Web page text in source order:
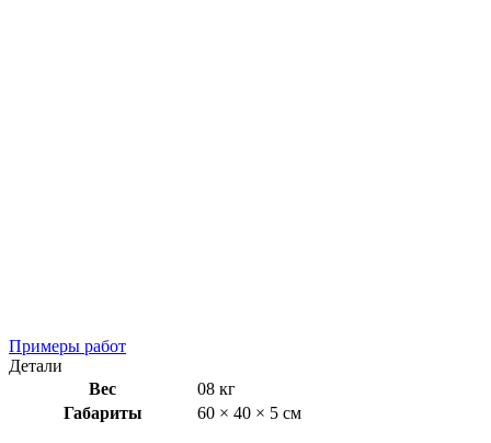
Примеры работ
Детали
Вес
08 кг
Габариты
60 × 40 × 5 см